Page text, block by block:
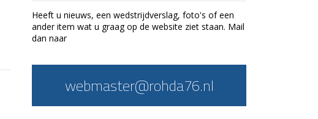
Heeft u nieuws, een wedstrijdverslag, foto's of een
ander item wat u graag op de website ziet staan. Mail
dan naar
webmaster@rohda76.nl